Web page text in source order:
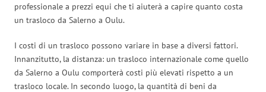
professionale a prezzi equi che ti aiuterà a capire quanto costa
un trasloco da Salerno a Oulu.
I costi di un trasloco possono variare in base a diversi fattori.
Innanzitutto, la distanza: un trasloco internazionale come quello
da Salerno a Oulu comporterà costi più elevati rispetto a un
trasloco locale. In secondo luogo, la quantità di beni da